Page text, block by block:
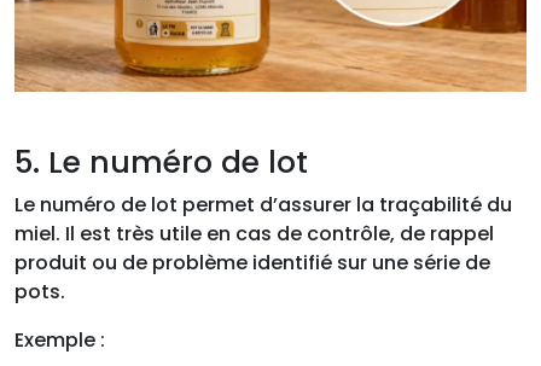
5. Le numéro de lot
Le numéro de lot permet d’assurer la traçabilité du
miel. Il est très utile en cas de contrôle, de rappel
produit ou de problème identifié sur une série de
pots.
Exemple :